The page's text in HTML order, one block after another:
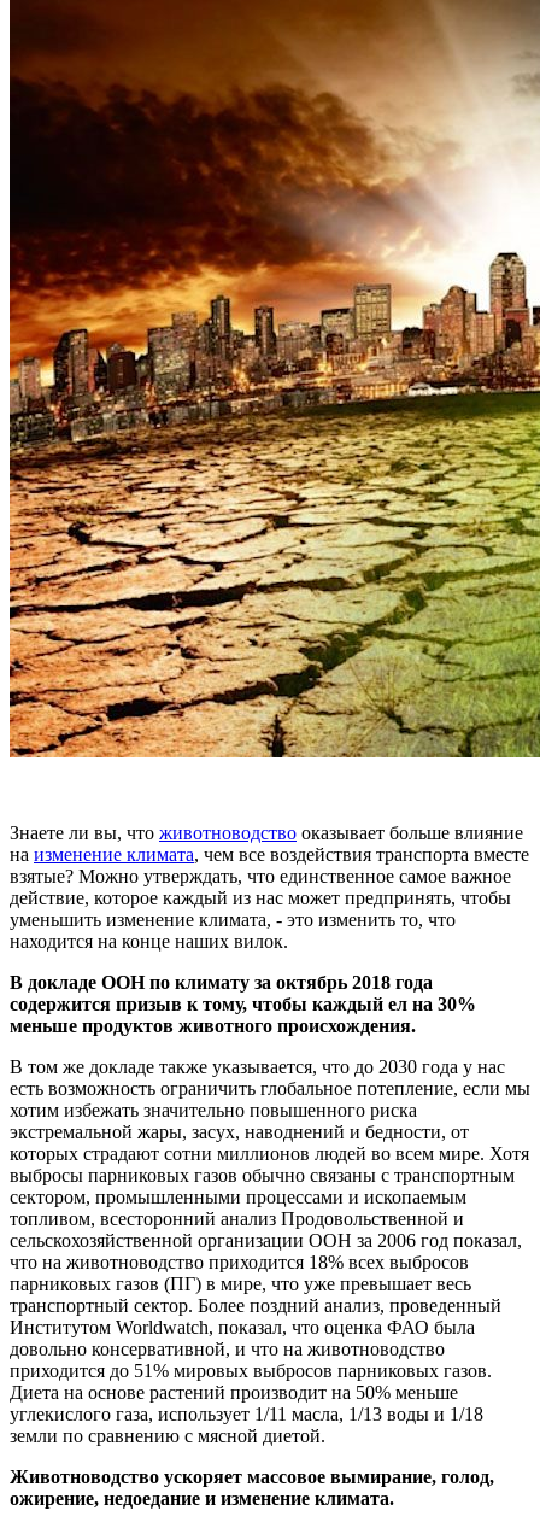
Знаете ли вы, что животноводство оказывает больше влияние
на изменение климата, чем все воздействия транспорта вместе
взятые? Можно утверждать, что единственное самое важное
действие, которое каждый из нас может предпринять, чтобы
уменьшить изменение климата, - это изменить то, что
находится на конце наших вилок.
В докладе ООН по климату за октябрь 2018 года
содержится призыв к тому, чтобы каждый ел на 30%
меньше продуктов животного происхождения.
В том же докладе также указывается, что до 2030 года у нас
есть возможность ограничить глобальное потепление, если мы
хотим избежать значительно повышенного риска
экстремальной жары, засух, наводнений и бедности, от
которых страдают сотни миллионов людей во всем мире. Хотя
выбросы парниковых газов обычно связаны с транспортным
сектором, промышленными процессами и ископаемым
топливом, всесторонний анализ Продовольственной и
сельскохозяйственной организации ООН за 2006 год показал,
что на животноводство приходится 18% всех выбросов
парниковых газов (ПГ) в мире, что уже превышает весь
транспортный сектор. Более поздний анализ, проведенный
Институтом Worldwatch, показал, что оценка ФАО была
довольно консервативной, и что на животноводство
приходится до 51% мировых выбросов парниковых газов.
Диета на основе растений производит на 50% меньше
углекислого газа, использует 1/11 масла, 1/13 воды и 1/18
земли по сравнению с мясной диетой.
Животноводство ускоряет массовое вымирание, голод,
ожирение, недоедание и изменение климата.